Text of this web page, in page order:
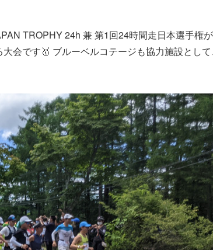
TROPHY 24h 兼 第1回24時間走日本選手権が
会です🥇 ブルーベルコテージも協力施設とし